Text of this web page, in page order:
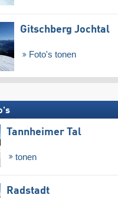
Gitschberg Jochtal
Foto's tonen
Tannheimer Tal
tonen
Radstadt